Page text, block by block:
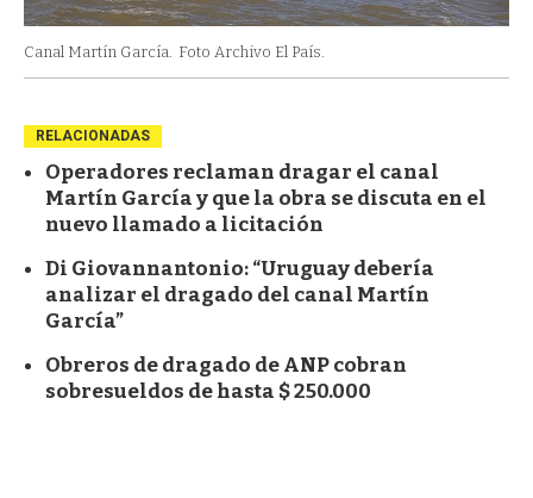
Canal Martín García. Foto Archivo El País.
RELACIONADAS
Operadores reclaman dragar el canal
Martín García y que la obra se discuta en el
nuevo llamado a licitación
Di Giovannantonio: “Uruguay debería
analizar el dragado del canal Martín
García”
Obreros de dragado de ANP cobran
sobresueldos de hasta $ 250.000